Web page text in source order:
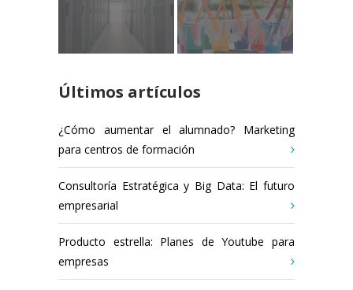
Últimos artículos
¿Cómo aumentar el alumnado? Marketing
para centros de formación
Consultoría Estratégica y Big Data: El futuro
empresarial
Producto estrella: Planes de Youtube para
empresas